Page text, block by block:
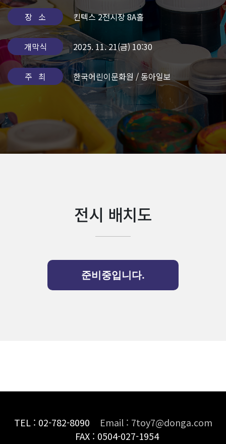
장 소 킨텍스 2전시장 8A홀
개막식 2025. 11. 21(금) 10:30
주 최 한국어린이문화원 / 동아일보
전시 배치도
준비중입니다.
TEL : 02-782-8090 Email : 7toy7@donga.com
FAX : 0504-027-1954